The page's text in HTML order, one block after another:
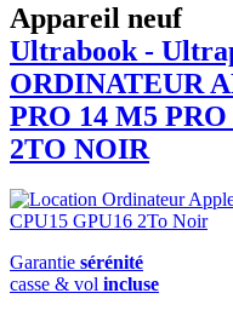
Appareil neuf
Ultrabook -
ORDINATEUR
PRO 14 M5
2TO NOIR
Garantie sérénité
casse & vol incluse